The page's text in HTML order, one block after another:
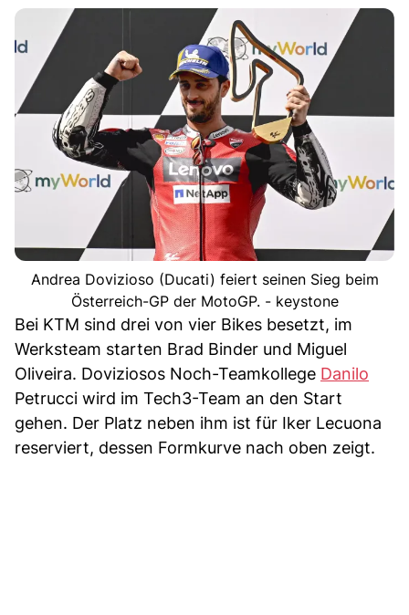
Andrea Dovizioso (Ducati) feiert seinen Sieg beim
Österreich-GP der MotoGP. - keystone
Bei KTM sind drei von vier Bikes besetzt, im
Werksteam starten Brad Binder und Miguel
Oliveira. Doviziosos Noch-Teamkollege Danilo
Petrucci wird im Tech3-Team an den Start
gehen. Der Platz neben ihm ist für Iker Lecuona
reserviert, dessen Formkurve nach oben zeigt.